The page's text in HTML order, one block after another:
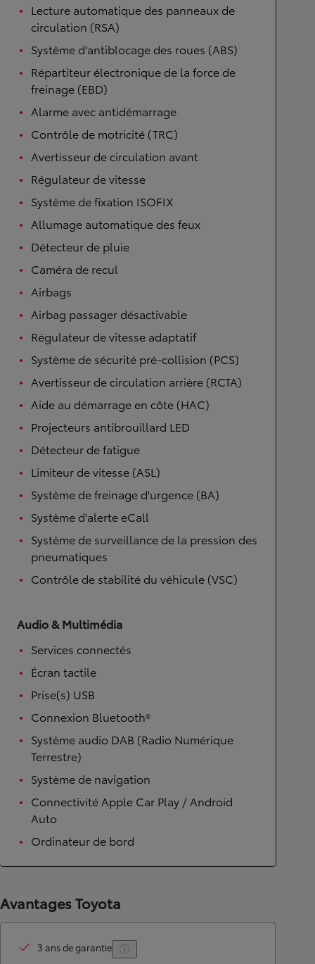
Lecture automatique des panneaux de
circulation (RSA)
Système d'antiblocage des roues (ABS)
Répartiteur électronique de la force de
freinage (EBD)
Alarme avec antidémarrage
Contrôle de motricité (TRC)
Avertisseur de circulation avant
Régulateur de vitesse
Système de fixation ISOFIX
Allumage automatique des feux
Détecteur de pluie
Caméra de recul
Airbags
Airbag passager désactivable
Régulateur de vitesse adaptatif
Système de sécurité pré-collision (PCS)
Avertisseur de circulation arrière (RCTA)
Aide au démarrage en côte (HAC)
Projecteurs antibrouillard LED
Détecteur de fatigue
Limiteur de vitesse (ASL)
Système de freinage d'urgence (BA)
Système d'alerte eCall
Système de surveillance de la pression des
pneumatiques
Contrôle de stabilité du véhicule (VSC)
Audio & Multimédia
Services connectés
Écran tactile
Prise(s) USB
Connexion Bluetooth®
Système audio DAB (Radio Numérique
Terrestre)
Système de navigation
Connectivité Apple Car Play / Android
Auto
Ordinateur de bord
Avantages Toyota
3 ans de garantie